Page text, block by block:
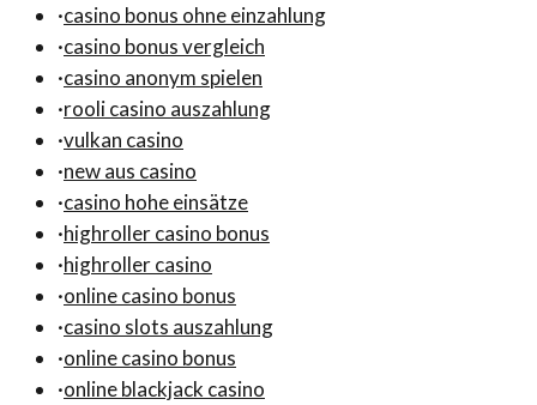
·casino bonus ohne einzahlung
·casino bonus vergleich
·casino anonym spielen
·rooli casino auszahlung
·vulkan casino
·new aus casino
·casino hohe einsätze
·highroller casino bonus
·highroller casino
·online casino bonus
·casino slots auszahlung
·online casino bonus
·online blackjack casino